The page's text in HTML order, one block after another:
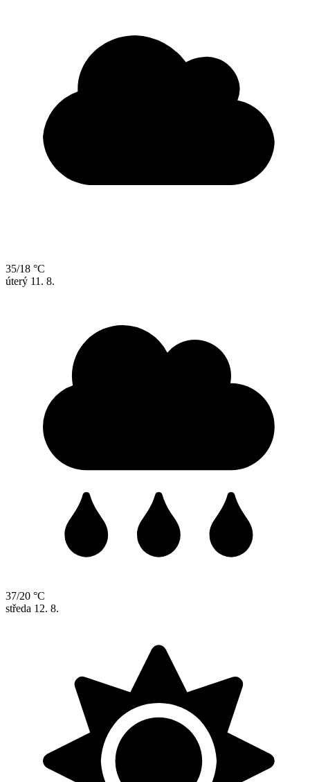
35/18 °C
úterý 11. 8.
37/20 °C
středa 12. 8.